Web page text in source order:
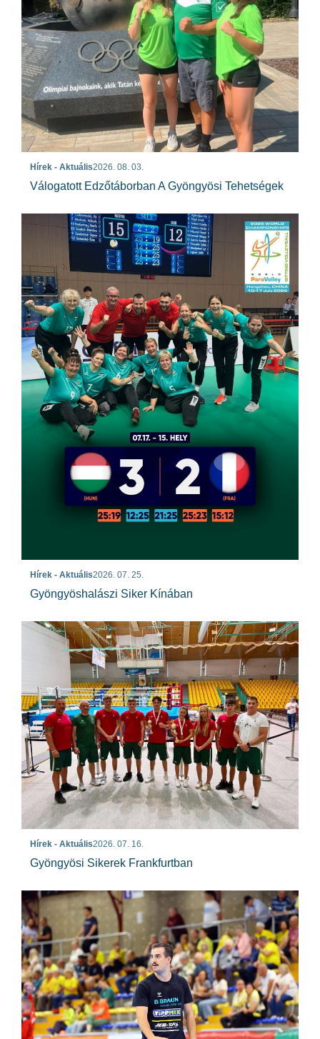
Hírek - Aktuális2026. 08. 03.
Válogatott Edzőtáborban A Gyöngyösi Tehetségek
Hírek - Aktuális2026. 07. 25.
Gyöngyöshalászi Siker Kínában
Hírek - Aktuális2026. 07. 16.
Gyöngyösi Sikerek Frankfurtban